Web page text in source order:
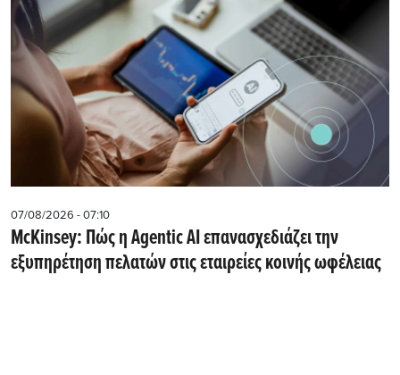
07/08/2026 - 07:10
McKinsey: Πώς η Agentic AI επανασχεδιάζει την
εξυπηρέτηση πελατών στις εταιρείες κοινής ωφέλειας